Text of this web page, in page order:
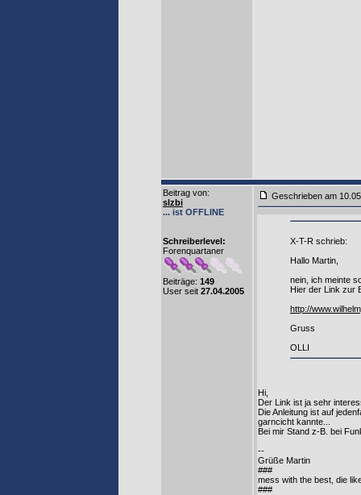
Beitrag von:
slzbi
... ist OFFLINE
Schreiberlevel:
Forenquartaner
Beiträge: 149
User seit 27.04.2005
Geschrieben am
X-T-R schrieb:
Hallo Martin,
nein, ich meinte
Hier der Link zur
http://
Gruss
OLLI
Hi,
Der Link ist ja sehr
Die Anleitung ist auf
garncicht kannte...
Bei mir Stand z-B. bei
--
Grüße Martin
###
mess with the best, die
###